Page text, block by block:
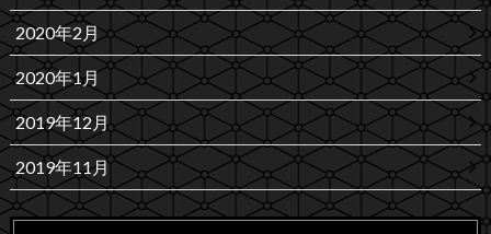
2020年2月
2020年1月
2019年12月
2019年11月